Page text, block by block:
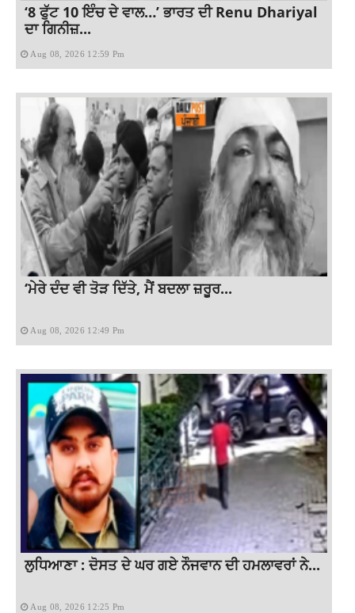
‘8 ਫੁੱਟ 10 ਇੰਚ ਦੇ ਵਾਲ…’ ਭਾਰਤ ਦੀ Renu Dhariyal
ਦਾ ਗਿਨੀਜ਼...
Aug 08, 2026 12:59 Pm
‘ਮੇਰੇ ਦੰਦ ਵੀ ਤੋੜ ਦਿੱਤੇ, ਮੈਂ ਬਦਲਾ ਜ਼ਰੂਰ...
Aug 08, 2026 12:49 Pm
ਲੁਧਿਆਣਾ : ਦੋਸਤ ਦੇ ਘਰ ਗਏ ਨੌਜਵਾਨ ਦੀ ਹਮਲਾਵਰਾਂ ਨੇ...
Aug 08, 2026 12:25 Pm